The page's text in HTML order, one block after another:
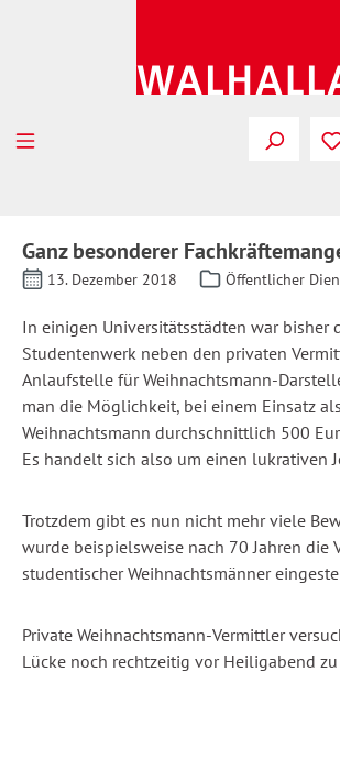
Ganz besonderer
13. Dezember 2018 Öffentlicher
In einigen Universitätsstädten war bisher
Studentenwerk neben den privaten
Anlaufstelle für Weihnachtsmann-
man die Möglichkeit, bei einem Einsatz als
Weihnachtsmann durchschnittlich 500
Es handelt sich also um einen lukrativen
Trotzdem gibt es nun nicht mehr viele
wurde beispielsweise nach 70 Jahren die
studentischer Weihnachtsmänner
Private Weihnachtsmann-Vermittler
Lücke noch rechtzeitig vor Heiligabend